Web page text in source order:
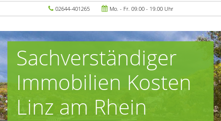
02644-401265 Mo. - Fr. 09.00 - 19.00 Uhr
Sachverständiger
Immobilien Kosten
Linz am Rhein